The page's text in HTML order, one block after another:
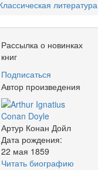
литература
Рассылка о новинках
книг
Подписаться
Автор произведения
Артур Конан Дойл
Дата рождения:
22 мая 1859
Читать биографию